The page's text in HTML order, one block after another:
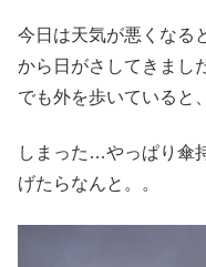
今日は天気が悪くなる
から日がさしてきまし
でも外を歩いていると
しまった…やっぱり傘
げたらなんと。。